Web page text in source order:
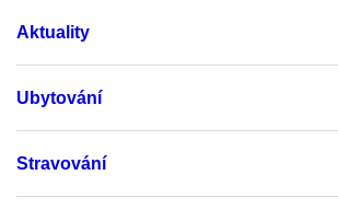
Aktuality
Ubytování
Stravování